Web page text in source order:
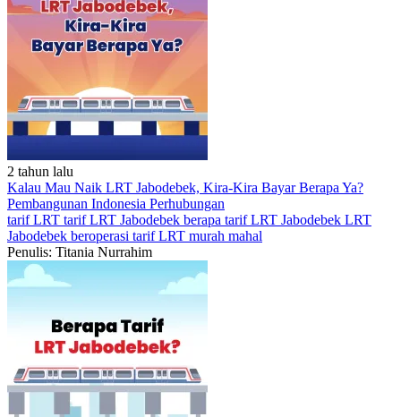
2 tahun lalu
Kalau Mau Naik LRT Jabodebek, Kira-Kira Bayar Berapa Ya?
Pembangunan Indonesia Perhubungan
tarif LRT tarif LRT Jabodebek berapa tarif LRT Jabodebek LRT
Jabodebek beroperasi tarif LRT murah mahal
Penulis: Titania Nurrahim